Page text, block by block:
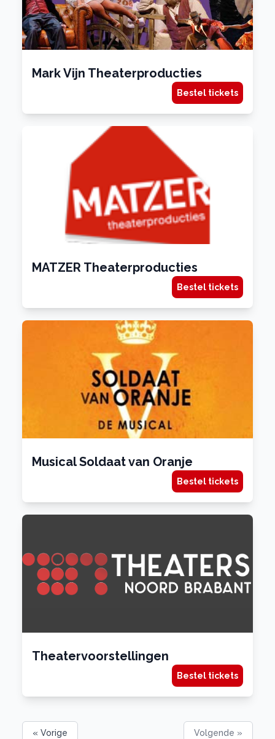
Mark Vijn Theaterproducties
Bestel tickets
MATZER Theaterproducties
Bestel tickets
Musical Soldaat van Oranje
Bestel tickets
Theatervoorstellingen
Bestel tickets
« Vorige Volgende »